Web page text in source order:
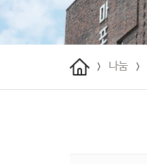
> 나눔 >